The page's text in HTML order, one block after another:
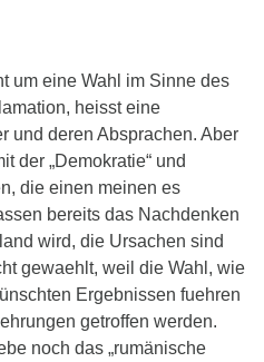
um eine Wahl im Sinne des
heisst eine
und deren Absprachen. Aber
der „Demokratie“ und
die einen meinen es
bereits das Nachdenken
wird, die Ursachen sind
gewaehlt, weil die Wahl, wie
Ergebnissen fuehren
getroffen werden.
noch das „rumänische